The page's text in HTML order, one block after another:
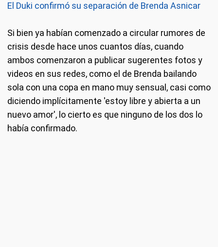
El Duki confirmó su separación de Brenda Asnicar
Si bien ya habían comenzado a circular rumores de
crisis desde hace unos cuantos días, cuando
ambos comenzaron a publicar sugerentes fotos y
videos en sus redes, como el de Brenda bailando
sola con una copa en mano muy sensual, casi como
diciendo implícitamente 'estoy libre y abierta a un
nuevo amor', lo cierto es que ninguno de los dos lo
había confirmado.